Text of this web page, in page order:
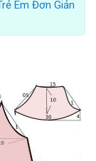
Em Đơn Giản